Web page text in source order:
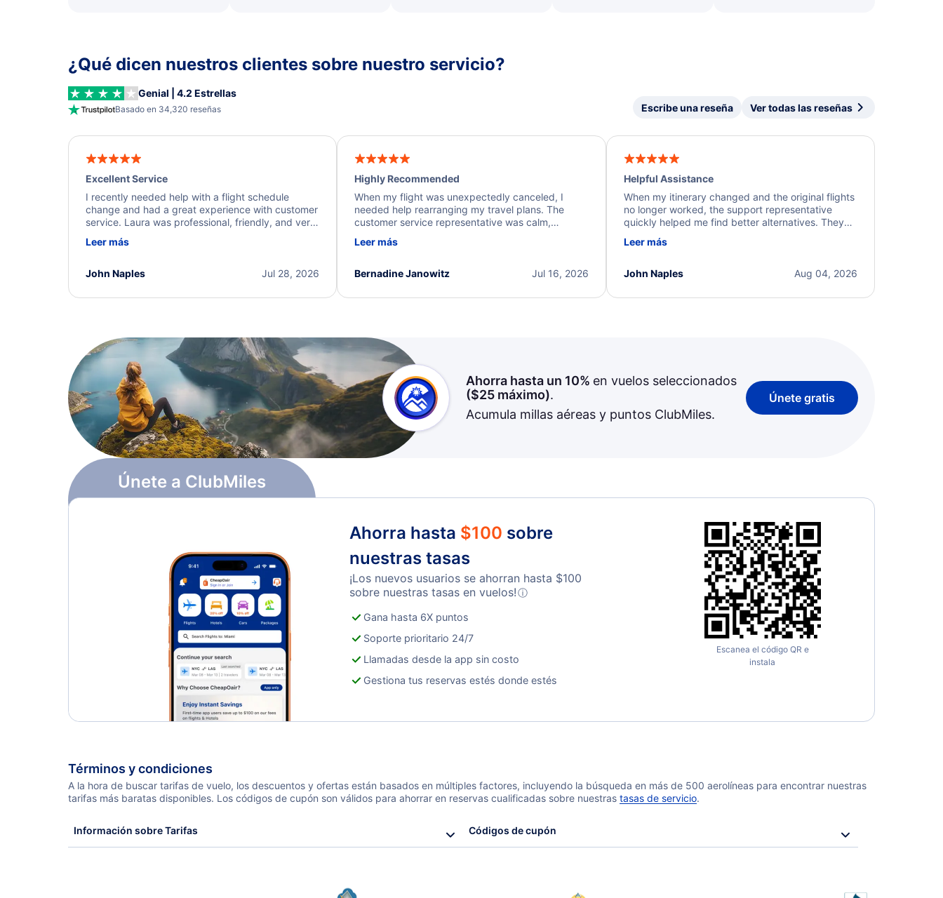
¿Qué dicen nuestros clientes sobre nuestro servicio?
Genial | 4.2 Estrellas
Basado en 34,320 reseñas Escribe una reseña Ver todas las reseñas
Excellent Service
I recently needed help with a flight schedule
change and had a great experience with customer
service. Laura was professional, friendly, and very
a solution and kept me informed of the next steps.
Leer más
Jul 28, 2026
John Naples
Highly Recommended
When my flight was unexpectedly canceled, I
needed help rearranging my travel plans. The
customer service representative was calm,
process. They quickly found alternative flight
I truly appreciate the excellent support and
Leer más
Jul 16, 2026
Bernadine Janowitz
Helpful Assistance
When my itinerary changed and the original flights
no longer worked, the support representative
quickly helped me find better alternatives. They
beyond to resolve the issue. I'm grateful for the
Leer más
Aug 04, 2026
John Naples
Únete a ClubMiles
Ahorra hasta un 10% en vuelos seleccionados
($25máximo).
Acumula millas aéreas y puntos ClubMiles.
Únete gratis
Ahorra hasta $100 sobre
nuestras tasas
¡Los nuevos usuarios se ahorran hasta $100
sobre nuestras tasas en vuelos!ⓘ
Gana hasta 6X puntos
Soporte prioritario 24/7
Llamadas desde la app sin costo
Gestiona tus reservas estés donde estés
Escanea el código QR e
instala
Términos y condiciones
A la hora de buscar tarifas de vuelo, los descuentos y ofertas están basados en múltiples factores, incluyendo la búsqueda en más de 500 aerolíneas para encontrar nuestras
tarifas más baratas disponibles. Los códigos de cupón son válidos para ahorrar en reservas cualificadas sobre nuestras tasas de servicio.
Información sobre Tarifas Códigos de cupón